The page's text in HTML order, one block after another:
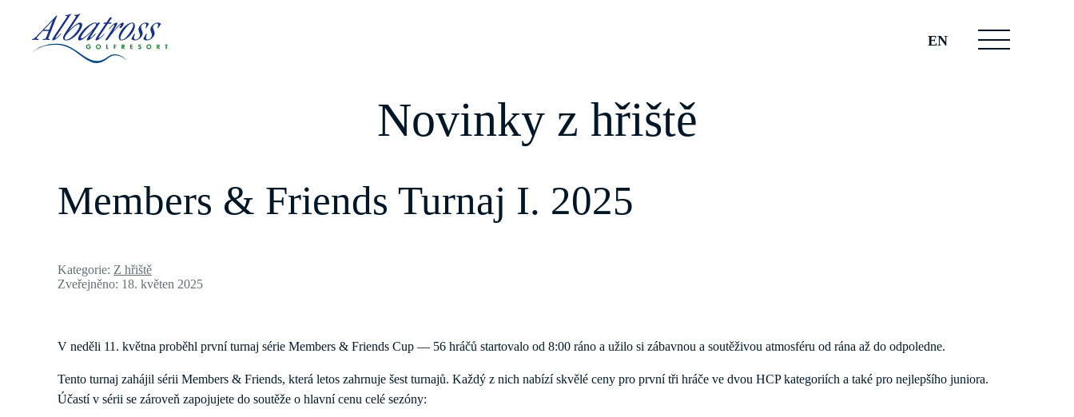
EN
Novinky z hřiště
Members & Friends Turnaj I. 2025
Kategorie: Z hřiště
Zveřejněno: 18. květen 2025
V neděli 11. května proběhl první turnaj série Members & Friends Cup — 56 hráčů startovalo od 8:00 ráno a užilo si zábavnou a soutěživou atmosféru od rána až do odpoledne.
Tento turnaj zahájil sérii Members & Friends, která letos zahrnuje šest turnajů. Každý z nich nabízí skvělé ceny pro první tři hráče ve dvou HCP kategoriích a také pro nejlepšího juniora.
Účastí v sérii se zároveň zapojujete do soutěže o hlavní cenu celé sezóny: